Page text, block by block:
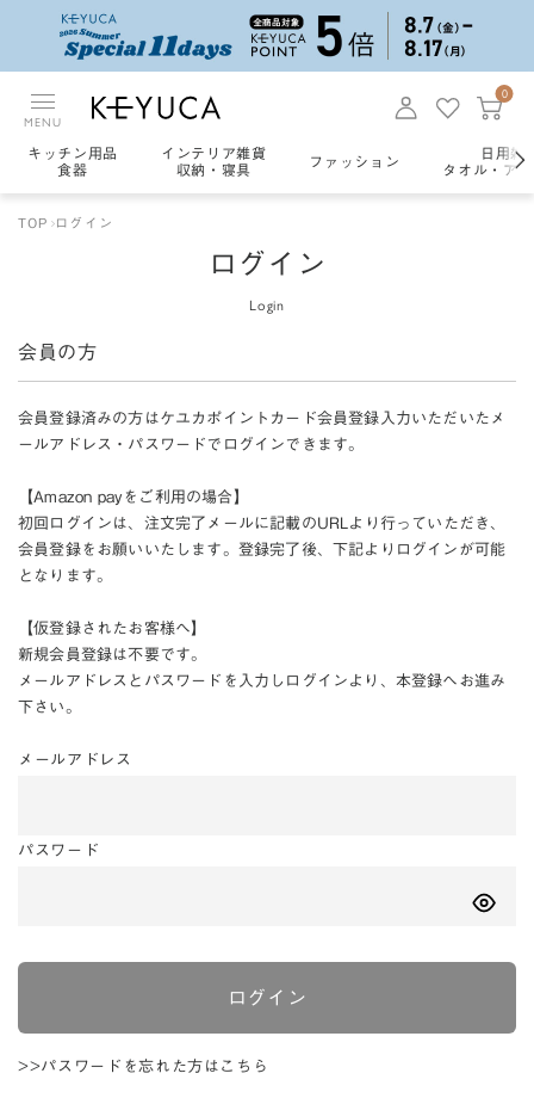
MENU
0
キッチン用品
食器
インテリア雑貨
収納・寝具
ファッション
日用雑
タオル・ア
TOP ログイン
ログイン
Login
会員の方
会員登録済みの方はケユカポイントカード会員登録入力いただいたメ
ールアドレス・パスワードでログインできます。
【Amazon payをご利用の場合】
初回ログインは、注文完了メールに記載のURLより行っていただき、
会員登録をお願いいたします。登録完了後、下記よりログインが可能
となります。
【仮登録されたお客様へ】
新規会員登録は不要です。
メールアドレスとパスワードを入力しログインより、本登録へお進み
下さい。
メールアドレス
パスワード
ログイン
>>パスワードを忘れた方はこちら